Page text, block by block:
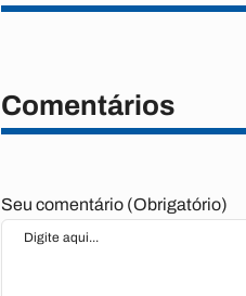
Comentários
Seu comentário (Obrigatório)